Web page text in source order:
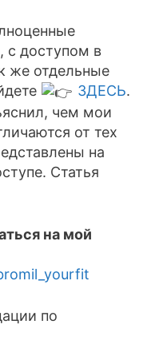
с доступом в
же отдельные
ЗДЕСЬ.
чем мои
от тех
на
Статья
на мой
по